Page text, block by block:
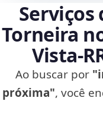
Serviços
Torneira
Ao buscar por
próxima", você